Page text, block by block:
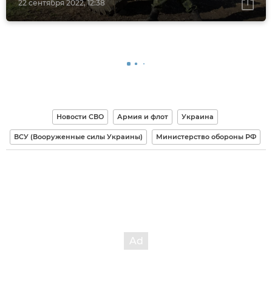
22 сентября 2022, 12:38
Новости СВО Армия и флот Украина
ВСУ (Вооруженные силы Украины) Министерство обороны РФ